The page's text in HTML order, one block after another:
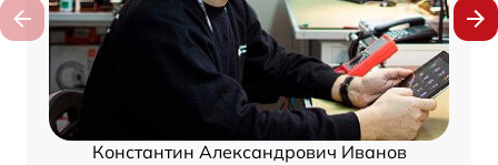
Константин Александрович Иванов